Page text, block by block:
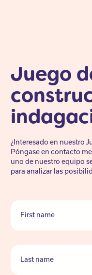
Juego
¿Interesado en nuestro
Póngase en contacto
uno de nuestro equipo
para analizar las
First name
Last name